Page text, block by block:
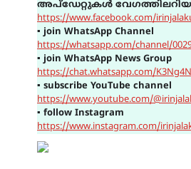
അപ്ഡേറ്റുകൾ
https://www.facebook.com/
▪join WhatsApp Channel
https://whatsapp.com/channel/
▪join WhatsApp News Group
https://chat.whatsapp.com/
▪ subscribe YouTube channel
https://www.youtube.com/
▪ follow Instagram
https://www.instagram.com/